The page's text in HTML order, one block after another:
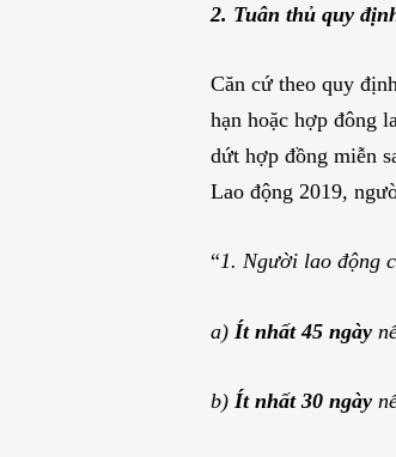
2. Tuân thủ quy
Căn cứ theo quy
hạn hoặc hợp đông
dứt hợp đồng miễn
Lao động 2019,
“1. Người lao động
a) Ít nhất 45 ngày
b) Ít nhất 30 ngày